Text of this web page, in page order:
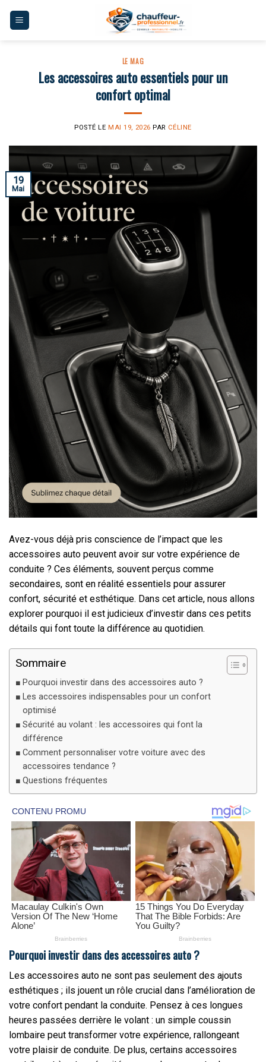
LE MAG
Les accessoires auto essentiels pour un
confort optimal
POSTÉ LE MAI 19, 2026 PAR CÉLINE
19
Mai
Avez-vous déjà pris conscience de l’impact que les
accessoires auto peuvent avoir sur votre expérience de
conduite ? Ces éléments, souvent perçus comme
secondaires, sont en réalité essentiels pour assurer
confort, sécurité et esthétique. Dans cet article, nous allons
explorer pourquoi il est judicieux d’investir dans ces petits
détails qui font toute la différence au quotidien.
Sommaire
Pourquoi investir dans des accessoires auto ?
Les accessoires indispensables pour un confort
optimisé
Sécurité au volant : les accessoires qui font la
différence
Comment personnaliser votre voiture avec des
accessoires tendance ?
Questions fréquentes
Pourquoi investir dans des accessoires auto ?
Les accessoires auto ne sont pas seulement des ajouts
esthétiques ; ils jouent un rôle crucial dans l’amélioration de
votre confort pendant la conduite. Pensez à ces longues
heures passées derrière le volant : un simple coussin
lombaire peut transformer votre expérience, rallongeant
votre plaisir de conduite. De plus, certains accessoires